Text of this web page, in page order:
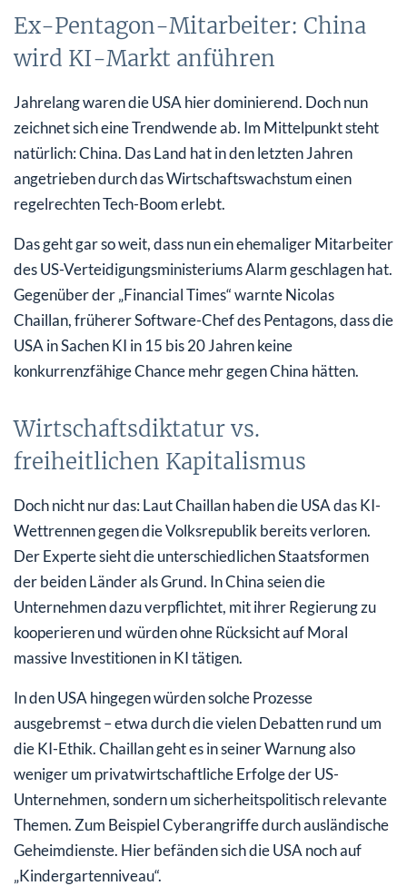
Ex-Pentagon-Mitarbeiter: China
wird KI-Markt anführen
Jahrelang waren die USA hier dominierend. Doch nun
zeichnet sich eine Trendwende ab. Im Mittelpunkt steht
natürlich: China. Das Land hat in den letzten Jahren
angetrieben durch das Wirtschaftswachstum einen
regelrechten Tech-Boom erlebt.
Das geht gar so weit, dass nun ein ehemaliger Mitarbeiter
des US-Verteidigungsministeriums Alarm geschlagen hat.
Gegenüber der „Financial Times“ warnte Nicolas
Chaillan, früherer Software-Chef des Pentagons, dass die
USA in Sachen KI in 15 bis 20 Jahren keine
konkurrenzfähige Chance mehr gegen China hätten.
Wirtschaftsdiktatur vs.
freiheitlichen Kapitalismus
Doch nicht nur das: Laut Chaillan haben die USA das KI-
Wettrennen gegen die Volksrepublik bereits verloren.
Der Experte sieht die unterschiedlichen Staatsformen
der beiden Länder als Grund. In China seien die
Unternehmen dazu verpflichtet, mit ihrer Regierung zu
kooperieren und würden ohne Rücksicht auf Moral
massive Investitionen in KI tätigen.
In den USA hingegen würden solche Prozesse
ausgebremst – etwa durch die vielen Debatten rund um
die KI-Ethik. Chaillan geht es in seiner Warnung also
weniger um privatwirtschaftliche Erfolge der US-
Unternehmen, sondern um sicherheitspolitisch relevante
Themen. Zum Beispiel Cyberangriffe durch ausländische
Geheimdienste. Hier befänden sich die USA noch auf
„Kindergartenniveau“.